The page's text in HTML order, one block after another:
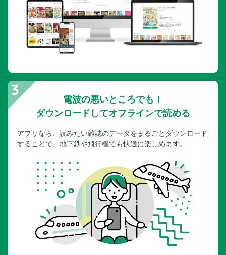
電波の悪いところでも！
ダウンロードしてオフラインで読める
アプリなら、読みたい雑誌のデータをまるごとダウンロード
することで、地下鉄や飛行機でも快適に楽しめます。